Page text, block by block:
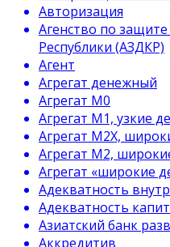
Авторизация
Агенство по
Республики (АЗДКР)
Агент
Агрегат денежный
Агрегат М0
Агрегат М1, узкие
Агрегат М2Х,
Агрегат М2,
Агрегат «широкие
Адекватность
Адекватность
Азиатский банк
Аккредитив